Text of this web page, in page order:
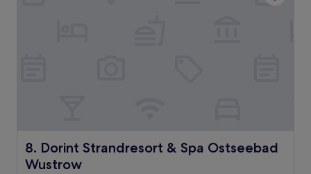
8. Dorint Strandresort & Spa Ostseebad
Wustrow
Dorint Strandresort & Spa Ostseebad Wustrow